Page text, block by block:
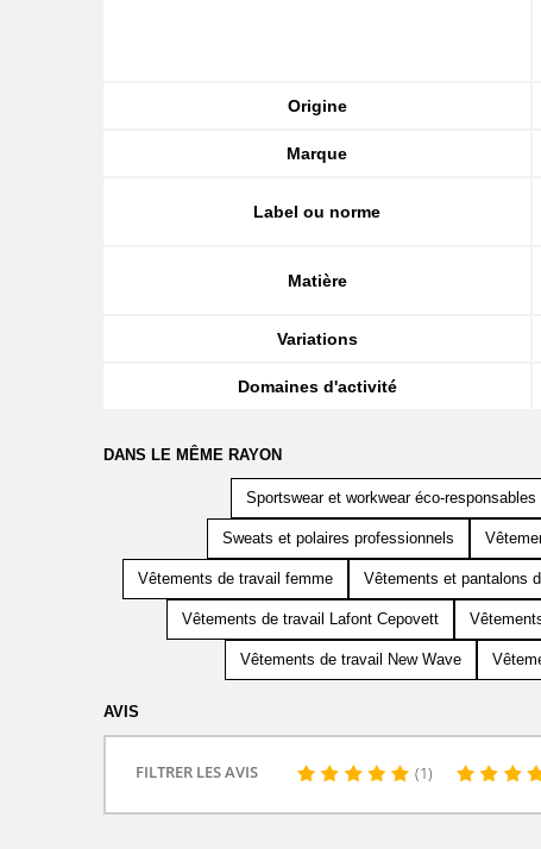
Origine
Marque
Label ou norme
Matière
Variations
Domaines d'activité
DANS LE MÊME RAYON
Sportswear et workwear éco-responsables
Sweats et polaires professionnels
Vêtements de travail femme Vêtements et pantalons
Vêtements de travail Lafont Cepovett
Vêtements de travail New Wave
AVIS
FILTRER LES AVIS (1)